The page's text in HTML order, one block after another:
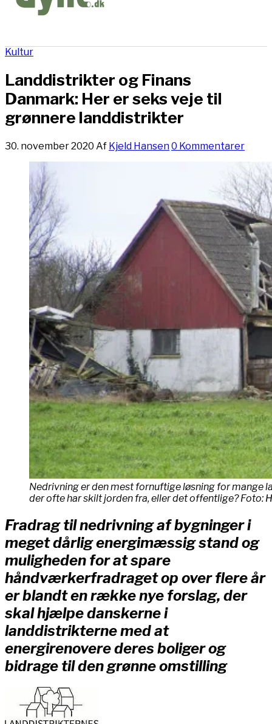
Kultur
Landdistrikter og Finans
Danmark: Her er seks veje til
grønnere landdistrikter
30. november 2020 Af Kjeld Hansen0 Kommentarer
Nedrivning er den mest fornuftige løsning for mange
der ofte har skilt jorden fra, eller det offentlige? Foto:
Fradrag til nedrivning af bygninger i
meget dårlig energimæssig stand og
muligheden for at spare
håndværkerfradraget op over flere år
er blandt en række nye forslag, der
skal hjælpe danskerne i
landdistrikterne med at
energirenovere deres boliger og
bidrage til den grønne omstilling